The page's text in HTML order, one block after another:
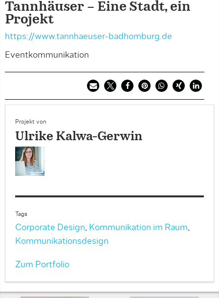
Tannhäuser – Eine Stadt, ein
Projekt
https://www.tannhaeuser-badhomburg.de
Eventkommunikation
Projekt von
Ulrike Kalwa-Gerwin
Tags
Corporate Design, Kommunikation im Raum,
Kommunikationsdesign
Zum Portfolio